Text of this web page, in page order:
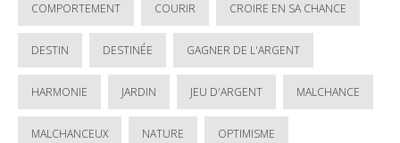
COMPORTEMENT COURIR CROIRE EN SA CHANCE
DESTIN DESTINÉE GAGNER DE L'ARGENT
HARMONIE JARDIN JEU D'ARGENT MALCHANCE
MALCHANCEUX NATURE OPTIMISME